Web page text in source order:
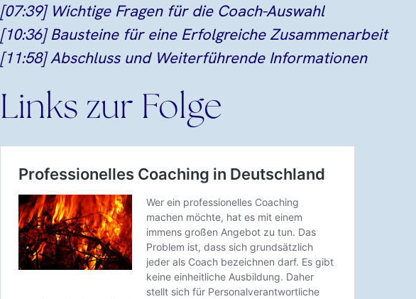
[07:39] Wichtige Fragen für die Coach-Auswahl
[10:36] Bausteine für eine Erfolgreiche Zusammenarbeit
[11:58] Abschluss und Weiterführende Informationen
Links zur Folge